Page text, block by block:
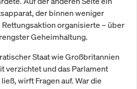
der binnen weniger
organisierte – über
Geheimhaltung.
Staat wie Großbritannien
verzichtet und das Parlament
wirft Fragen auf. War die